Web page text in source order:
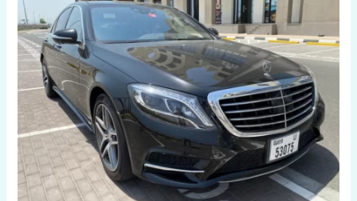
الفروانية
الى
مطار
الكويت
الدولي
اتصل
60036648